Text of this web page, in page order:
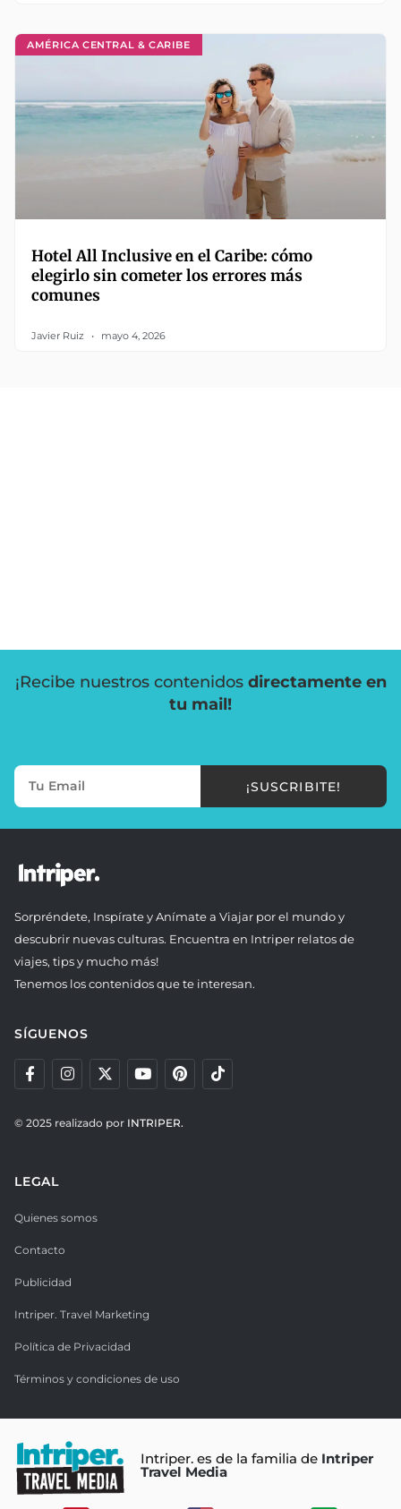
AMÉRICA CENTRAL & CARIBE
Hotel All Inclusive en el Caribe: cómo
elegirlo sin cometer los errores más
comunes
Javier Ruiz mayo 4, 2026
¡Recibe nuestros contenidos directamente en
tu mail!
¡SUSCRIBITE!
Sorpréndete, Inspírate y Anímate a Viajar por el mundo y
descubrir nuevas culturas. Encuentra en Intriper relatos de
viajes, tips y mucho más!
Tenemos los contenidos que te interesan.
SÍGUENOS
© 2025 realizado por INTRIPER.
LEGAL
Quienes somos
Contacto
Publicidad
Intriper. Travel Marketing
Política de Privacidad
Términos y condiciones de uso
Intriper. es de la familia de Intriper
Travel Media